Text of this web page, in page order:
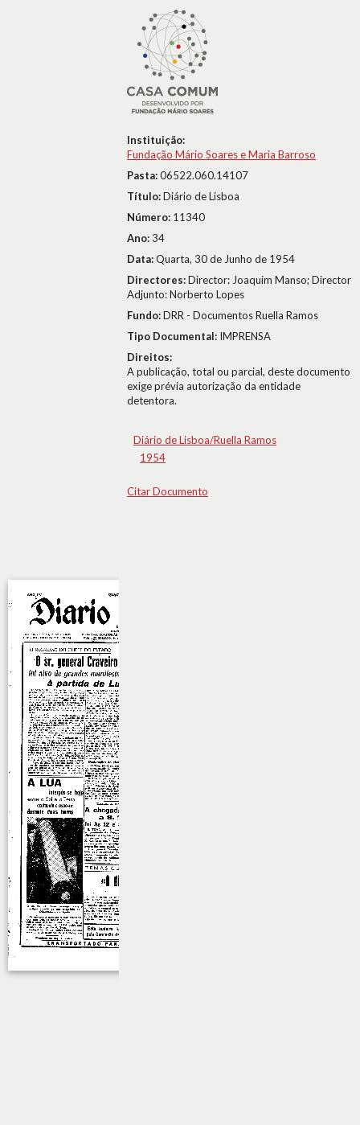
Instituição:
Fundação Mário Soares e Maria Barroso
Pasta:06522.060.14107
Título:Diário de Lisboa
Número: 11340
Ano:34
Data:Quarta, 30 de Junho de 1954
Directores:Director: Joaquim Manso; Director
Adjunto: Norberto Lopes
Fundo:DRR - Documentos Ruella Ramos
Tipo Documental: IMPRENSA
Direitos:
A publicação, total ou parcial, deste documento
exige prévia autorização da entidade
detentora.
Diário de Lisboa/Ruella Ramos
1954
Citar Documento